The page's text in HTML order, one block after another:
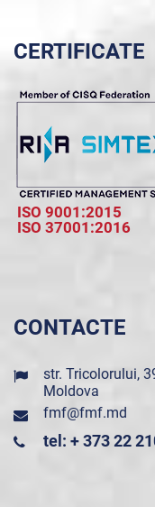
CERTIFICATE
ISO 9001:2015
ISO 37001:2016
CONTACTE
str. Tricolorului,
Moldova
fmf@fmf.md
tel: + 373 22